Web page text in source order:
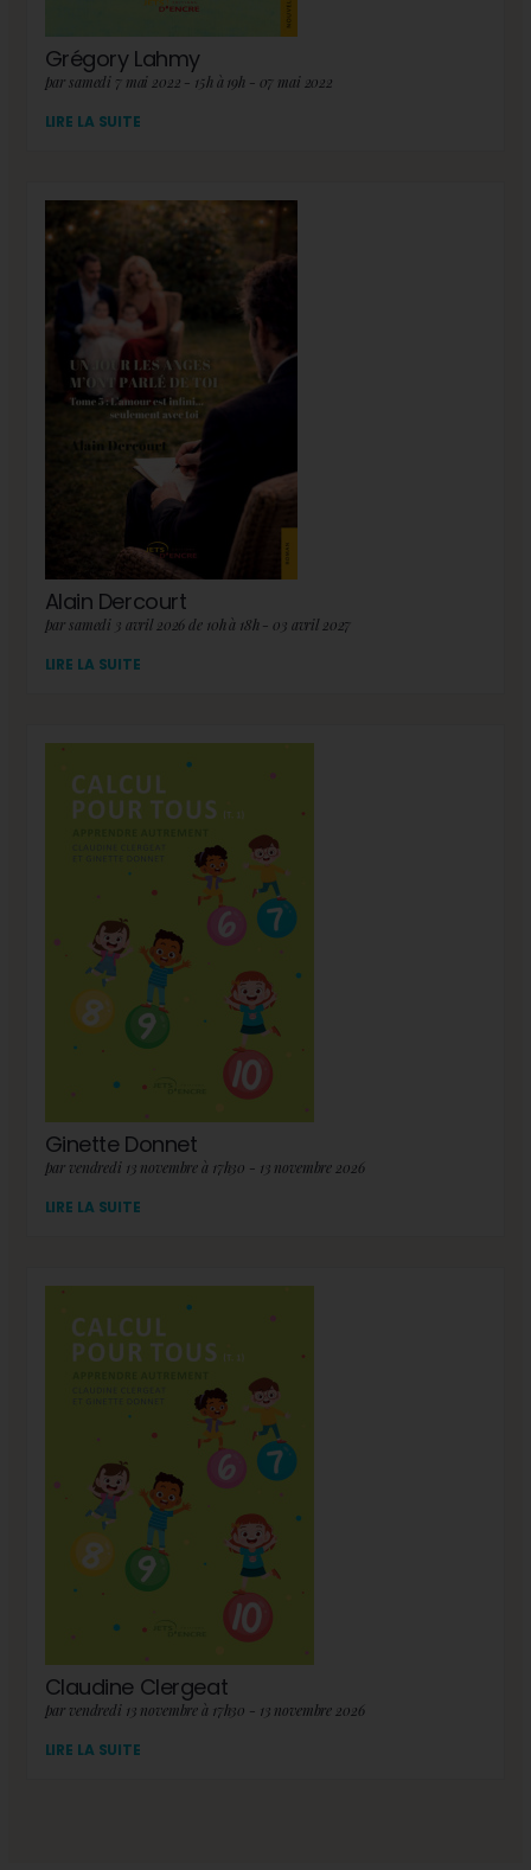
Grégory Lahmy
par samedi 7 mai 2022 - 15h à 19h - 07 mai 2022
LIRE LA SUITE
Alain Dercourt
par samedi 3 avril 2026 de 10h à 18h - 03 avril 2027
LIRE LA SUITE
Ginette Donnet
par vendredi 13 novembre à 17h30 - 13 novembre 2026
LIRE LA SUITE
Claudine Clergeat
par vendredi 13 novembre à 17h30 - 13 novembre 2026
LIRE LA SUITE